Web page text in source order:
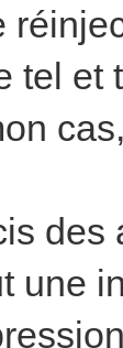
tel et
des
une